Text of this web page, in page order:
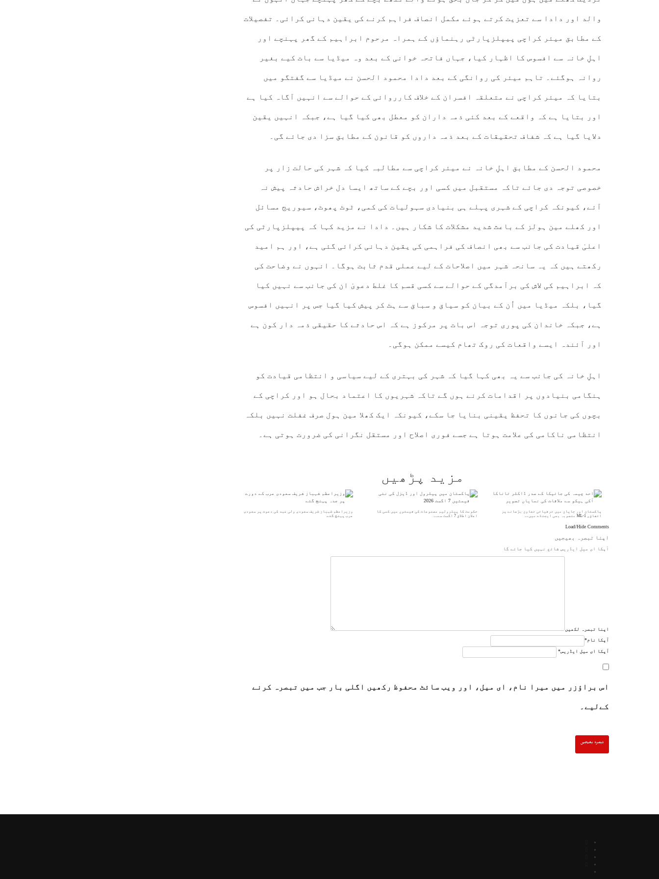
والد اور دادا سے تعزیت کرتے ہوئے مکمل انصاف فراہم کرنے کی یقین دہانی کرائی۔ تفصیلات
کے مطابق میئر کراچی پیپلزپارٹی رہنماؤں کے ہمراہ مرحوم ابراہیم کے گھر پہنچے اور
اہلِ خانہ سے افسوس کا اظہار کیا، جہاں فاتحہ خوانی کے بعد وہ میڈیا سے بات کیے بغیر
روانہ ہوگئے۔ تاہم میئر کی روانگی کے بعد دادا محمود الحسن نے میڈیا سے گفتگو میں
بتایا کہ میئر کراچی نے متعلقہ افسران کے خلاف کارروائی کے حوالے سے انہیں آگاہ کیا ہے
اور بتایا ہے کہ واقعے کے بعد کئی ذمہ داران کو معطل بھی کیا گیا ہے، جبکہ انہیں یقین
دلایا گیا ہے کہ شفاف تحقیقات کے بعد ذمہ داروں کو قانون کے مطابق سزا دی جائے گی۔
محمود الحسن کے مطابق اہلِ خانہ نے میئر کراچی سے مطالبہ کیا کہ شہر کی حالت زار پر
خصوصی توجہ دی جائے تاکہ مستقبل میں کسی اور بچے کے ساتھ ایسا دل خراش حادثہ پیش نہ
آئے، کیونکہ کراچی کے شہری پہلے ہی بنیادی سہولیات کی کمی، ٹوٹ پھوٹ، سیوریج مسائل
اور کھلے مین ہولز کے باعث شدید مشکلات کا شکار ہیں۔ دادا نے مزید کہا کہ پیپلزپارٹی کی
اعلیٰ قیادت کی جانب سے بھی انصاف کی فراہمی کی یقین دہانی کرائی گئی ہے، اور ہم امید
رکھتے ہیں کہ یہ سانحہ شہر میں اصلاحات کے لیے عملی قدم ثابت ہوگا۔ انہوں نے وضاحت کی
کہ ابراہیم کی لاش کی برآمدگی کے حوالے سے کسی قسم کا غلط دعویٰ ان کی جانب سے نہیں کیا
گیا، بلکہ میڈیا میں اُن کے بیان کو سیاق و سباق سے ہٹ کر پیش کیا گیا جس پر انہیں افسوس
ہے، جبکہ خاندان کی پوری توجہ اس بات پر مرکوز ہے کہ اس حادثے کا حقیقی ذمہ دار کون ہے
اور آئندہ ایسے واقعات کی روک تھام کیسے ممکن ہوگی۔
اہلِ خانہ کی جانب سے یہ بھی کہا گیا کہ شہر کی بہتری کے لیے سیاسی و انتظامی قیادت کو
ہنگامی بنیادوں پر اقدامات کرنے ہوں گے تاکہ شہریوں کا اعتماد بحال ہو اور کراچی کے
بچوں کی جانوں کا تحفظ یقینی بنایا جا سکے، کیونکہ ایک کھلا مین ہول صرف غفلت نہیں بلکہ
انتظامی ناکامی کی علامت ہوتا ہے جسے فوری اصلاح اور مستقل نگرانی کی ضرورت ہوتی ہے۔
مزید پڑھیں
وزیراعظم شہباز شریف سعودی ولی عہد کی دعوت پر سعودی
عرب پہنچ گئے
حکومت کا پیٹرولیم مصنوعات کی قیمتوں میں کمی کا
اعلان اطلاق 7 اگست سے…
پاکستان اور جاپان میں ترقیاتی تعاون بڑھانے پر
اتفاق، ML-1 منصوبہ بھی ایجنڈے میں…
Load/Hide Comments
اپنا تبصرہ بھیجیں
آپکا ای میل ایڈریس شائع نہیں کیا جائے گا
اپنا تبصرہ لکھیں
آپکا نام*
آپکا ای میل ایڈریس*
اس براؤزر میں میرا نام، ای میل، اور ویب سائٹ محفوظ رکھیں اگلی بار جب میں تبصرہ کرنے
کےلیے۔